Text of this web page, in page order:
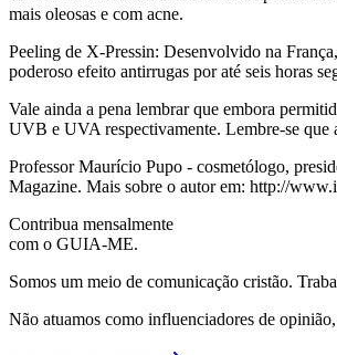
mais oleosas e com acne.
Peeling de X-Pressin: Desenvolvido na
poderoso efeito antirrugas por até seis horas
Vale ainda a pena lembrar que embora
UVB e UVA respectivamente. Lembre-se que
Professor Maurício Pupo - cosmetólogo,
Magazine. Mais sobre o autor em: http://
Contribua mensalmente
com o GUIA-ME.
Somos um meio de comunicação cristão.
Não atuamos como influenciadores de